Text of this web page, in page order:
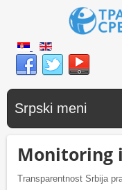
Srpski meni
Monitoring
Transparentnost Srbija